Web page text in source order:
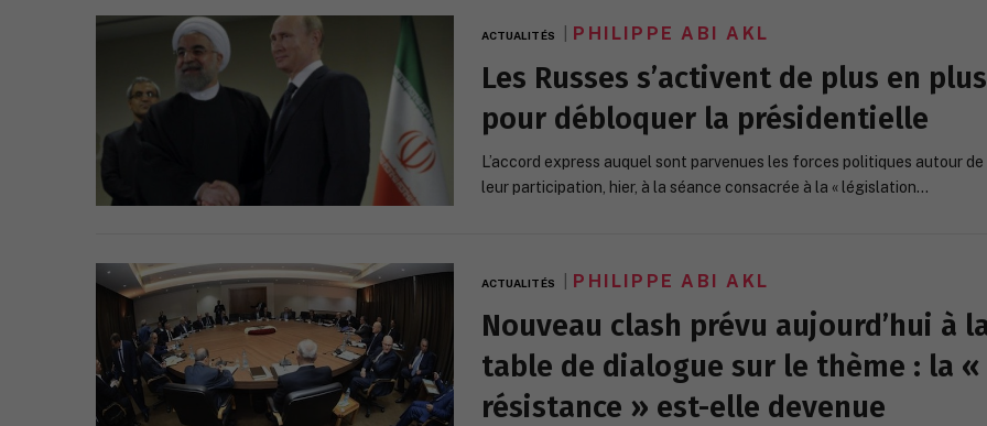
ACTUALITÉS PHILIPPE ABI AKL
Les Russes s’activent de plus en plus
pour débloquer la présidentielle
L’accord express auquel sont parvenues les forces politiques autour de
leur participation, hier, à la séance consacrée à la « législation…
ACTUALITÉS PHILIPPE ABI AKL
Nouveau clash prévu aujourd’hui à
table de dialogue sur le thème : la «
résistance » est-elle devenue